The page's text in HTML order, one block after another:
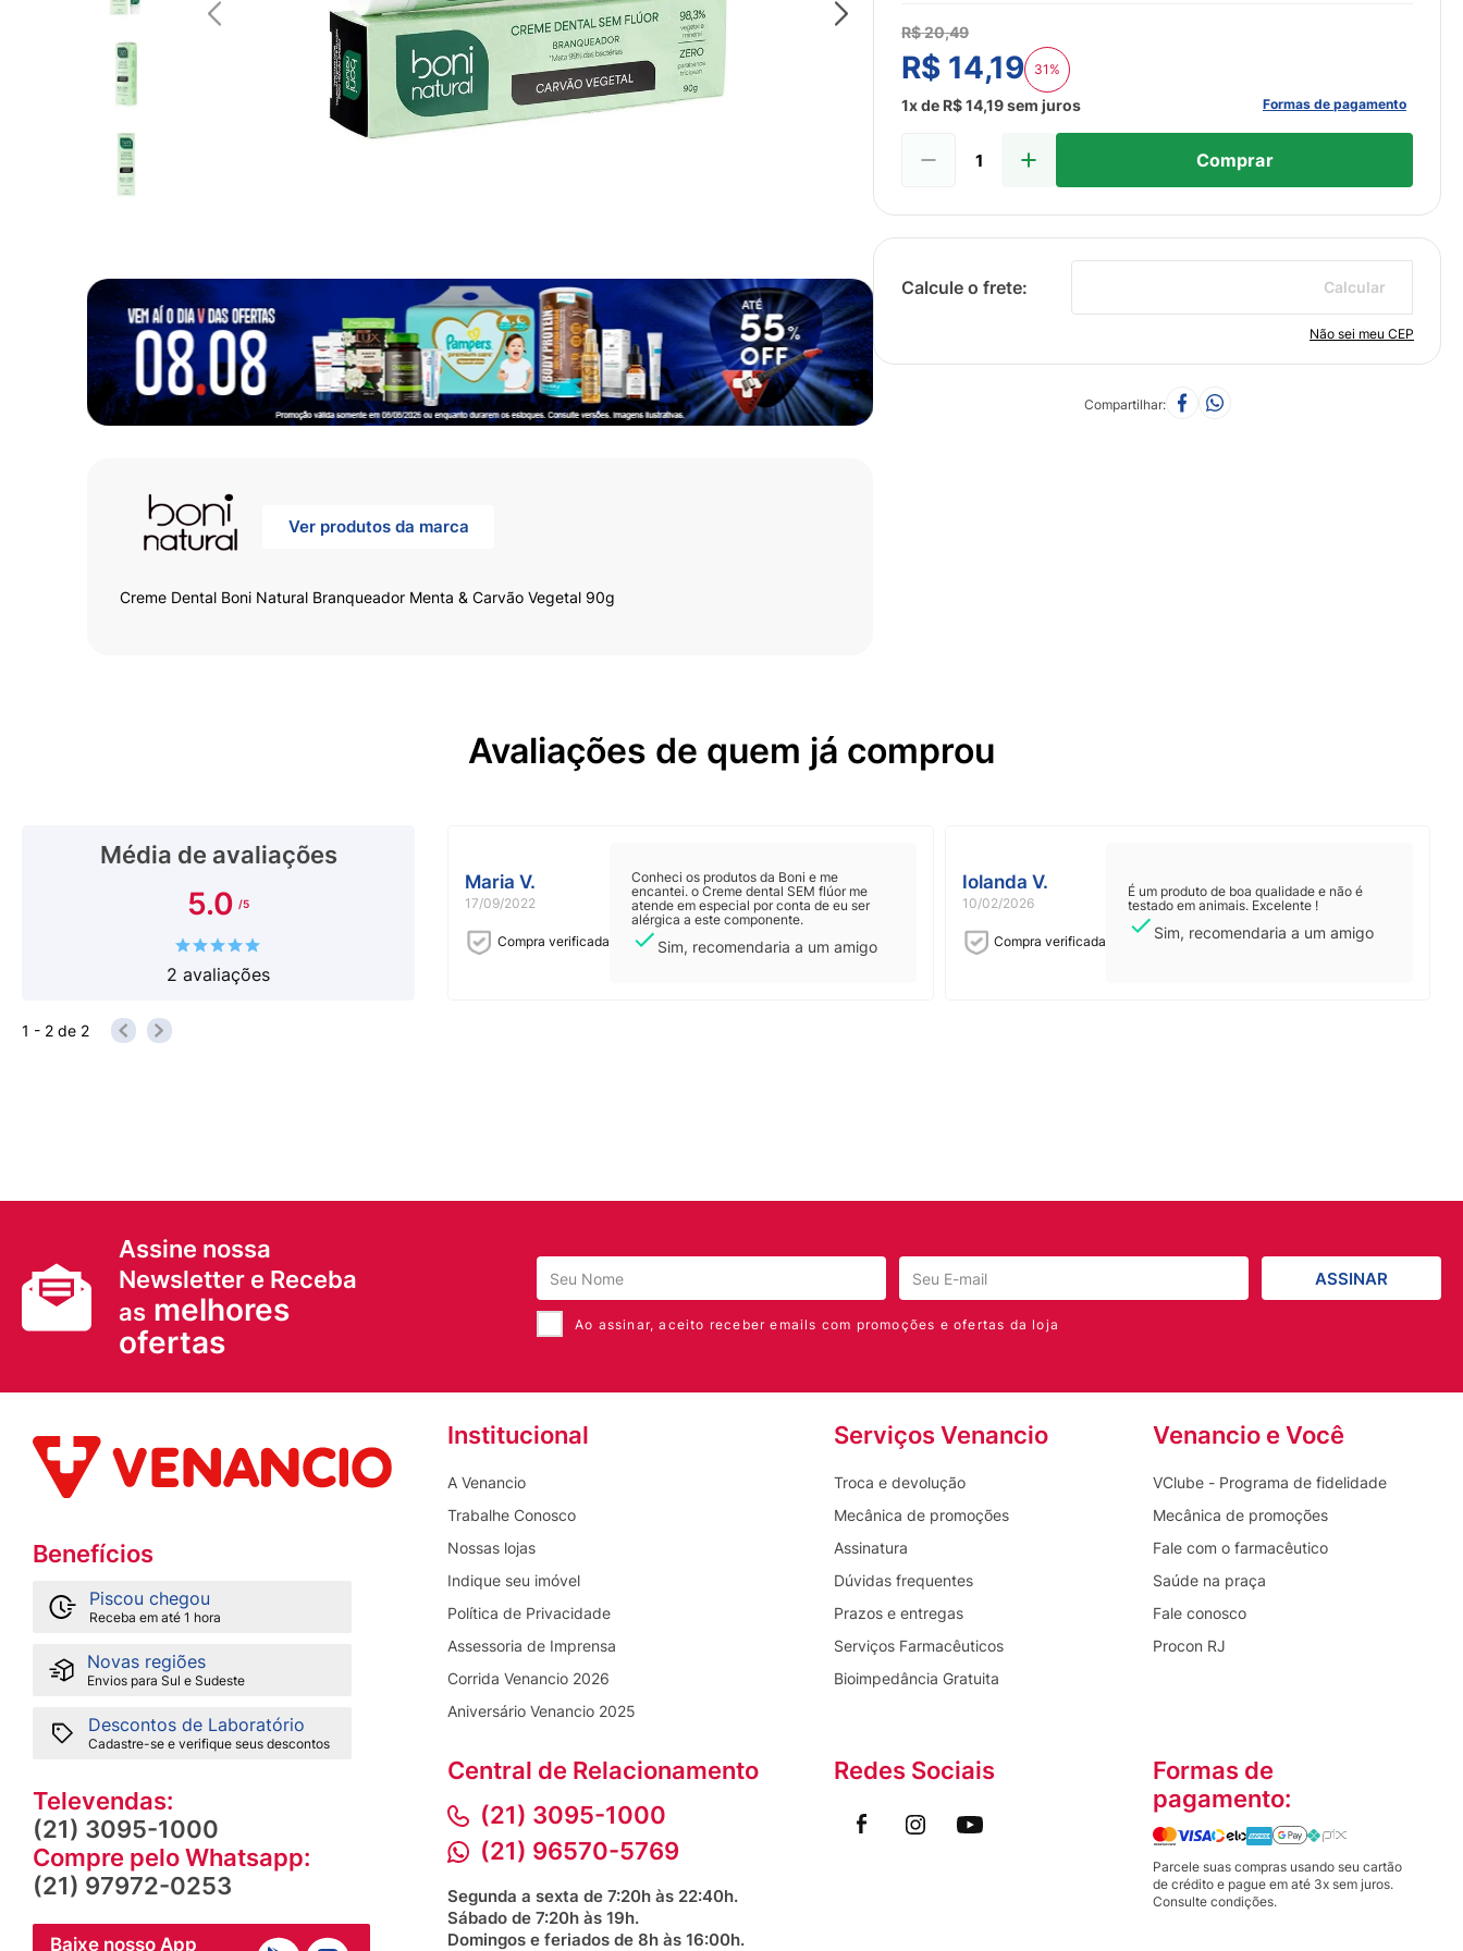
R$20,49
R$ 14,19 31%
1x de R$ 14,19sem juros Formas de pagamento
Comprar
Não sei meu CEP
Calcular
Compartilhar
Ver produtos da marca
Creme Dental Boni Natural Branqueador Menta & Carvão Vegetal 90g
Avaliações de quem já comprou
Média de avaliações
5.0
2 avaliações
Maria V.
17/09/2022
Compra verificada
Conheci os produtos da Boni e me
encantei. o Creme dental SEM flúor me
atende em especial por conta de eu ser
alérgica a este componente.
Sim, recomendaria a um amigo
Iolanda V.
10/02/2026
Compra verificada
É um produto de boa qualidade e não é
testado em animais. Excelente !
Sim, recomendaria a um amigo
1 - 2 de 2
Assine nossa
Newsletter e Receba
as melhores
ofertas
ASSINAR
Ao assinar, aceito receber emails com promoções e ofertas da loja
Benefícios
Piscou chegou
Receba em até 1 hora
Novas regiões
Envios para Sul e Sudeste
Descontos de Laboratório
Cadastre-se e verifique seus descontos
Televendas:
(21) 3095-1000
Compre pelo Whatsapp:
(21) 97972-0253
Baixe nosso App
Institucional
A Venancio
Trabalhe Conosco
Nossas lojas
Indique seu imóvel
Política de Privacidade
Assessoria de Imprensa
Corrida Venancio 2026
Aniversário Venancio 2025
Serviços Venancio
Troca e devolução
Mecânica de promoções
Assinatura
Dúvidas frequentes
Prazos e entregas
Serviços Farmacêuticos
Bioimpedância Gratuita
Venancio e Você
VClube - Programa de fidelidade
Mecânica de promoções
Fale com o farmacêutico
Saúde na praça
Fale conosco
Procon RJ
Central de Relacionamento
(21) 3095-1000
(21) 96570-5769
Segunda a sexta de 7:20h às 22:40h.
Sábado de 7:20h às 19h.
Domingos e feriados de 8h às 16:00h.
Redes Sociais
Formas de
pagamento:
Parcele suas compras usando seu cartão
de crédito e pague em até 3x sem juros.
Consulte condições.
10º